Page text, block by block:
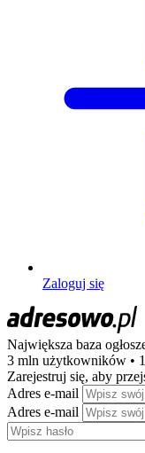
Zaloguj się
Największa baza
3 mln użytkowników •
Zarejestruj się, aby
Adres e-mail
Adres e-mail